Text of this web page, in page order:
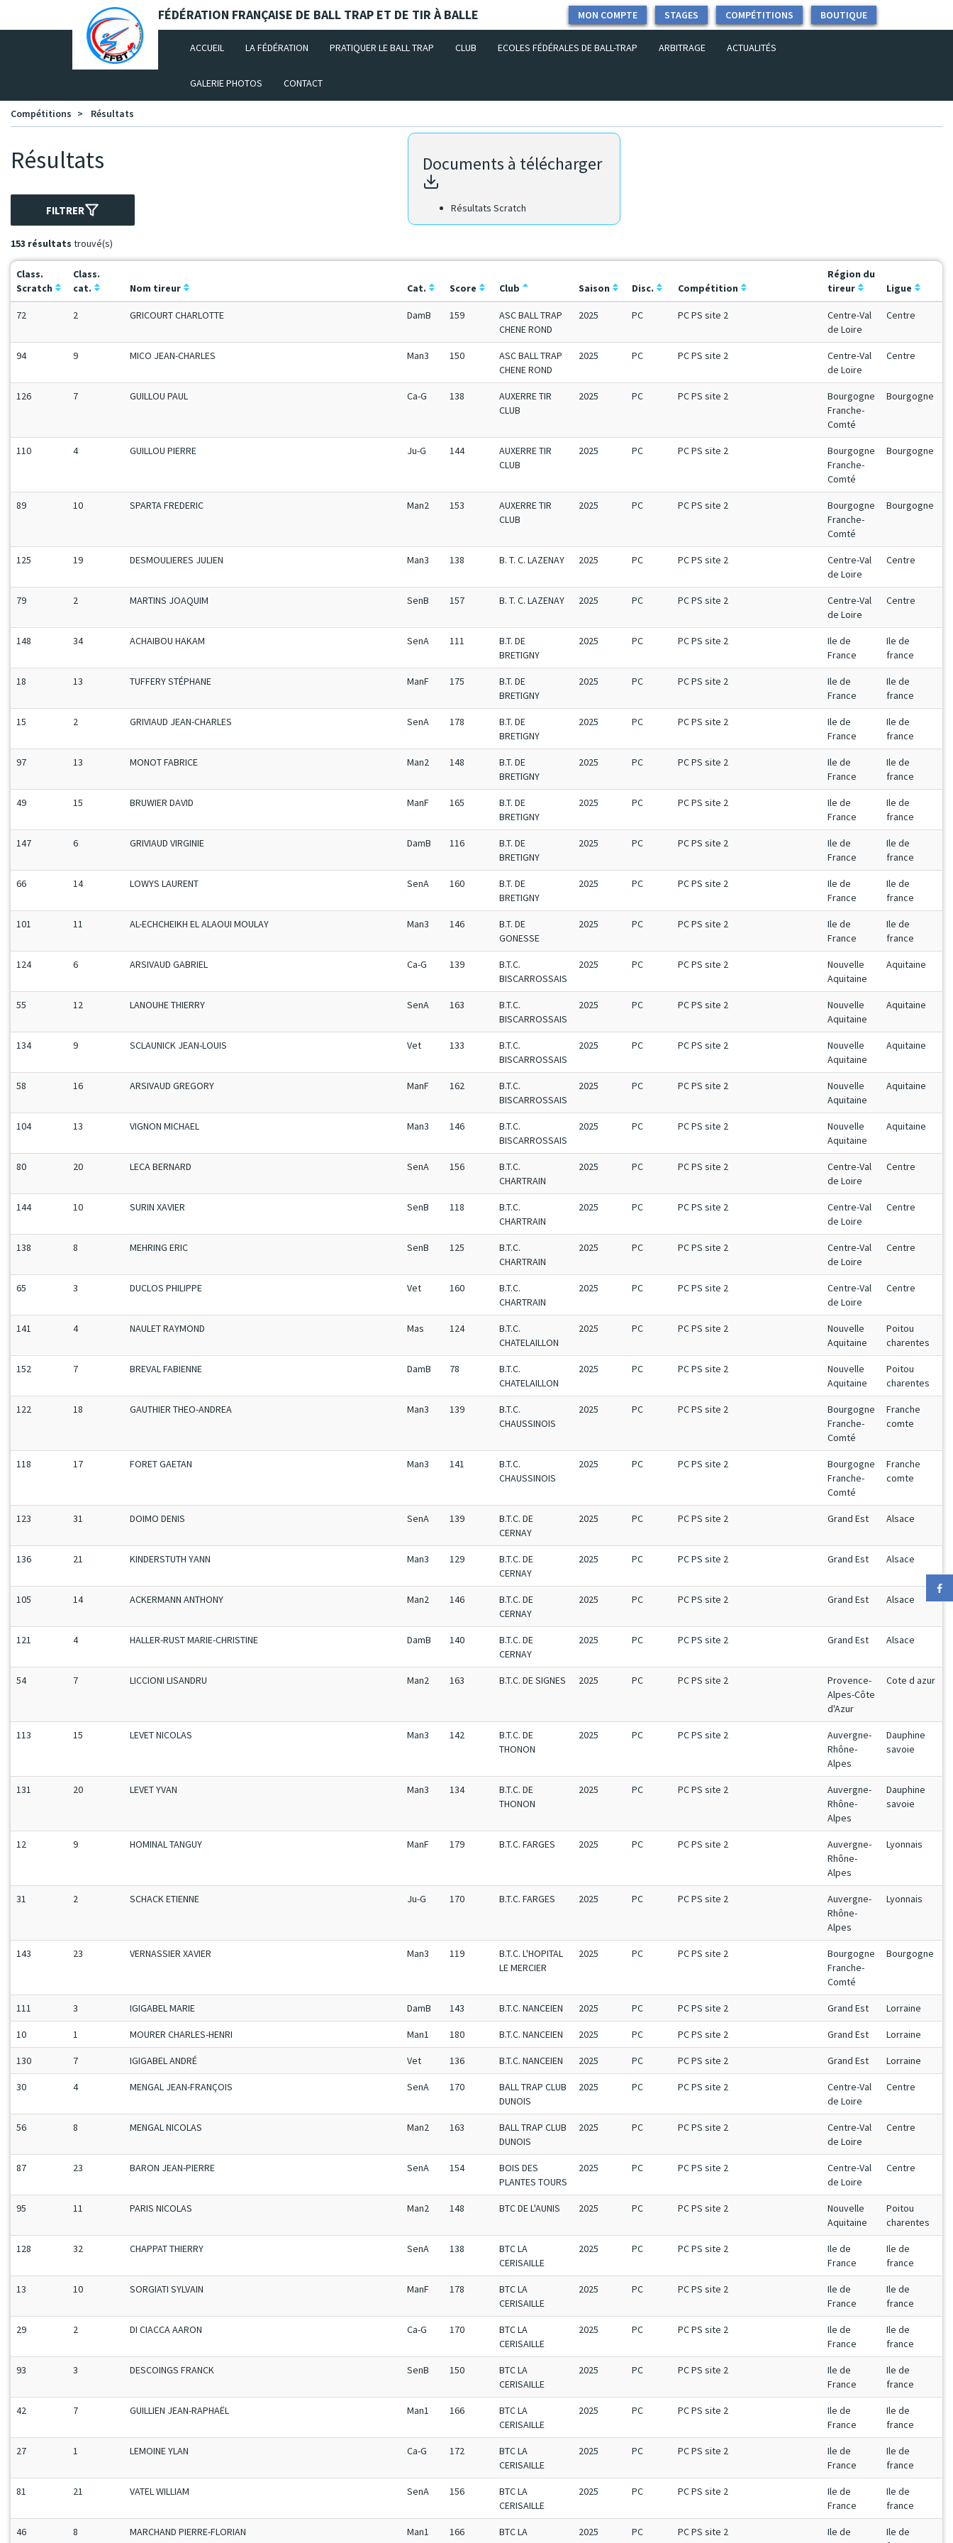
Panneau de gestion des cookies FÉDÉRATION FRANÇAISE DE BALL TRAP ET DE TIR À BALLE BOUTIQUE
COMPÉTITIONS
STAGES
MON COMPTE
ACCUEIL (CURRENT)
LA FÉDÉRATION PRATIQUER LE BALL TRAP CLUB ECOLES FÉDÉRALES DE BALL-TRAP ARBITRAGE ACTUALITÉS
GALERIE PHOTOS CONTACT
Compétitions Résultats
Résultats
FILTRER
153 résultats trouvé(s)
Documents à télécharger
Résultats Scratch
Class.
Scratch
Class.
cat.
Nom tireur Cat. Score Club Saison Disc. Compétition
Région du
tireur
Ligue
72 2 GRICOURT CHARLOTTE DamB 159
ASC BALL TRAP
CHENE ROND
2025 PC PC PS site 2
Centre-Val
de Loire
Centre
94 9 MICO JEAN-CHARLES Man3 150
ASC BALL TRAP
CHENE ROND
2025 PC PC PS site 2
Centre-Val
de Loire
Centre
126 7 GUILLOU PAUL Ca-G 138
AUXERRE TIR
CLUB
2025 PC PC PS site 2
Bourgogne
Franche-
Comté
Bourgogne
110 4 GUILLOU PIERRE Ju-G 144
AUXERRE TIR
CLUB
2025 PC PC PS site 2
Bourgogne
Franche-
Comté
Bourgogne
89 10 SPARTA FREDERIC Man2 153
AUXERRE TIR
CLUB
2025 PC PC PS site 2
Bourgogne
Franche-
Comté
Bourgogne
125 19 DESMOULIERES JULIEN Man3 138 B. T. C. LAZENAY 2025 PC PC PS site 2
Centre-Val
de Loire
Centre
79 2 MARTINS JOAQUIM SenB 157 B. T. C. LAZENAY 2025 PC PC PS site 2
Centre-Val
de Loire
Centre
148 34 ACHAIBOU HAKAM SenA 111
B.T. DE
BRETIGNY
2025 PC PC PS site 2
Ile de
France
Ile de
france
18 13 TUFFERY STÉPHANE ManF 175
B.T. DE
BRETIGNY
2025 PC PC PS site 2
Ile de
France
Ile de
france
15 2 GRIVIAUD JEAN-CHARLES SenA 178
B.T. DE
BRETIGNY
2025 PC PC PS site 2
Ile de
France
Ile de
france
97 13 MONOT FABRICE Man2 148
B.T. DE
BRETIGNY
2025 PC PC PS site 2
Ile de
France
Ile de
france
49 15 BRUWIER DAVID ManF 165
B.T. DE
BRETIGNY
2025 PC PC PS site 2
Ile de
France
Ile de
france
147 6 GRIVIAUD VIRGINIE DamB 116
B.T. DE
BRETIGNY
2025 PC PC PS site 2
Ile de
France
Ile de
france
66 14 LOWYS LAURENT SenA 160
B.T. DE
BRETIGNY
2025 PC PC PS site 2
Ile de
France
Ile de
france
101 11 AL-ECHCHEIKH EL ALAOUI MOULAY Man3 146
B.T. DE
GONESSE
2025 PC PC PS site 2
Ile de
France
Ile de
france
124 6 ARSIVAUD GABRIEL Ca-G 139
B.T.C.
BISCARROSSAIS
2025 PC PC PS site 2
Nouvelle
Aquitaine
Aquitaine
55 12 LANOUHE THIERRY SenA 163
B.T.C.
BISCARROSSAIS
2025 PC PC PS site 2
Nouvelle
Aquitaine
Aquitaine
134 9 SCLAUNICK JEAN-LOUIS Vet 133
B.T.C.
BISCARROSSAIS
2025 PC PC PS site 2
Nouvelle
Aquitaine
Aquitaine
58 16 ARSIVAUD GREGORY ManF 162
B.T.C.
BISCARROSSAIS
2025 PC PC PS site 2
Nouvelle
Aquitaine
Aquitaine
104 13 VIGNON MICHAEL Man3 146
B.T.C.
BISCARROSSAIS
2025 PC PC PS site 2
Nouvelle
Aquitaine
Aquitaine
80 20 LECA BERNARD SenA 156
B.T.C.
CHARTRAIN
2025 PC PC PS site 2
Centre-Val
de Loire
Centre
144 10 SURIN XAVIER SenB 118
B.T.C.
CHARTRAIN
2025 PC PC PS site 2
Centre-Val
de Loire
Centre
138 8 MEHRING ERIC SenB 125
B.T.C.
CHARTRAIN
2025 PC PC PS site 2
Centre-Val
de Loire
Centre
65 3 DUCLOS PHILIPPE Vet 160
B.T.C.
CHARTRAIN
2025 PC PC PS site 2
Centre-Val
de Loire
Centre
141 4 NAULET RAYMOND Mas 124
B.T.C.
CHATELAILLON
2025 PC PC PS site 2
Nouvelle
Aquitaine
Poitou
charentes
152 7 BREVAL FABIENNE DamB 78
B.T.C.
CHATELAILLON
2025 PC PC PS site 2
Nouvelle
Aquitaine
Poitou
charentes
122 18 GAUTHIER THEO-ANDREA Man3 139
B.T.C.
CHAUSSINOIS
2025 PC PC PS site 2
Bourgogne
Franche-
Comté
Franche
comte
118 17 FORET GAETAN Man3 141
B.T.C.
CHAUSSINOIS
2025 PC PC PS site 2
Bourgogne
Franche-
Comté
Franche
comte
123 31 DOIMO DENIS SenA 139
B.T.C. DE
CERNAY
2025 PC PC PS site 2 Grand Est Alsace
136 21 KINDERSTUTH YANN Man3 129
B.T.C. DE
CERNAY
2025 PC PC PS site 2 Grand Est Alsace
105 14 ACKERMANN ANTHONY Man2 146
B.T.C. DE
CERNAY
2025 PC PC PS site 2 Grand Est Alsace
121 4 HALLER-RUST MARIE-CHRISTINE DamB 140
B.T.C. DE
CERNAY
2025 PC PC PS site 2 Grand Est Alsace
54 7 LICCIONI LISANDRU Man2 163 B.T.C. DE SIGNES 2025 PC PC PS site 2
Provence-
Alpes-Côte
d'Azur
Cote d azur
113 15 LEVET NICOLAS Man3 142
B.T.C. DE
THONON
2025 PC PC PS site 2
Auvergne-
Rhône-
Alpes
Dauphine
savoie
131 20 LEVET YVAN Man3 134
B.T.C. DE
THONON
2025 PC PC PS site 2
Auvergne-
Rhône-
Alpes
Dauphine
savoie
12 9 HOMINAL TANGUY ManF 179 B.T.C. FARGES 2025 PC PC PS site 2
Auvergne-
Rhône-
Alpes
Lyonnais
31 2 SCHACK ETIENNE Ju-G 170 B.T.C. FARGES 2025 PC PC PS site 2
Auvergne-
Rhône-
Alpes
Lyonnais
143 23 VERNASSIER XAVIER Man3 119
B.T.C. L'HOPITAL
LE MERCIER
2025 PC PC PS site 2
Bourgogne
Franche-
Comté
Bourgogne
111 3 IGIGABEL MARIE DamB 143 B.T.C. NANCEIEN 2025 PC PC PS site 2 Grand Est Lorraine
10 1 MOURER CHARLES-HENRI Man1 180 B.T.C. NANCEIEN 2025 PC PC PS site 2 Grand Est Lorraine
130 7 IGIGABEL ANDRÉ Vet 136 B.T.C. NANCEIEN 2025 PC PC PS site 2 Grand Est Lorraine
30 4 MENGAL JEAN-FRANÇOIS SenA 170
BALL TRAP CLUB
DUNOIS
2025 PC PC PS site 2
Centre-Val
de Loire
Centre
56 8 MENGAL NICOLAS Man2 163
BALL TRAP CLUB
DUNOIS
2025 PC PC PS site 2
Centre-Val
de Loire
Centre
87 23 BARON JEAN-PIERRE SenA 154
BOIS DES
PLANTES TOURS
2025 PC PC PS site 2
Centre-Val
de Loire
Centre
95 11 PARIS NICOLAS Man2 148 BTC DE L'AUNIS 2025 PC PC PS site 2
Nouvelle
Aquitaine
Poitou
charentes
128 32 CHAPPAT THIERRY SenA 138
BTC LA
CERISAILLE
2025 PC PC PS site 2
Ile de
France
Ile de
france
13 10 SORGIATI SYLVAIN ManF 178
BTC LA
CERISAILLE
2025 PC PC PS site 2
Ile de
France
Ile de
france
29 2 DI CIACCA AARON Ca-G 170
BTC LA
CERISAILLE
2025 PC PC PS site 2
Ile de
France
Ile de
france
93 3 DESCOINGS FRANCK SenB 150
BTC LA
CERISAILLE
2025 PC PC PS site 2
Ile de
France
Ile de
france
42 7 GUILLIEN JEAN-RAPHAËL Man1 166
BTC LA
CERISAILLE
2025 PC PC PS site 2
Ile de
France
Ile de
france
27 1 LEMOINE YLAN Ca-G 172
BTC LA
CERISAILLE
2025 PC PC PS site 2
Ile de
France
Ile de
france
81 21 VATEL WILLIAM SenA 156
BTC LA
CERISAILLE
2025 PC PC PS site 2
Ile de
France
Ile de
france
46 8 MARCHAND PIERRE-FLORIAN Man1 166
BTC LA
2025 PC PC PS site 2
Ile de
Ile de